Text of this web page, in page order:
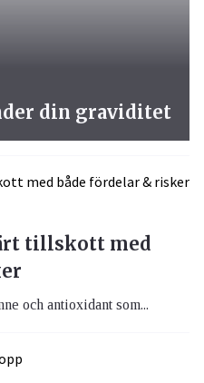
din graviditet
tillskott med
och antioxidant som...